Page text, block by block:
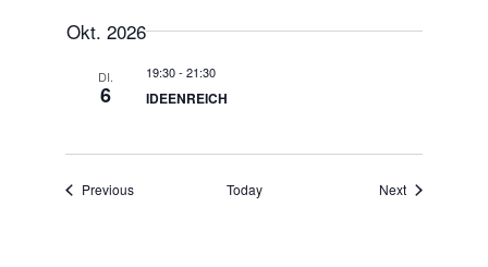
Okt. 2026
DI.
6
19:30- 21:30
IDEENREICH
PreviousEvents Today NextEvents